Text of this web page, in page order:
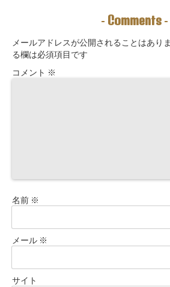
ーチングできま
九星別・
ロックを
- Comments -
メールアドレスが公開されることはありま
る欄は必須項目です
コメント ※
名前 ※
メール ※
サイト